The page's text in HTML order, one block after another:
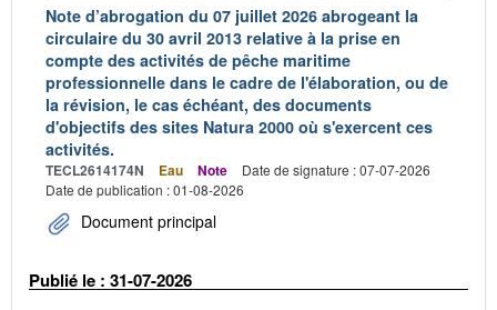
Note d’abrogation du 07 juillet 2026 abrogeant la
circulaire du 30 avril 2013 relative à la prise en
compte des activités de pêche maritime
professionnelle dans le cadre de l'élaboration, ou de
la révision, le cas échéant, des documents
d'objectifs des sites Natura 2000 où s'exercent ces
activités.
TECL2614174N Eau Note
Date de signature : 07-07-2026
Date de publication : 01-08-2026
Document principal
Publié le : 31-07-2026